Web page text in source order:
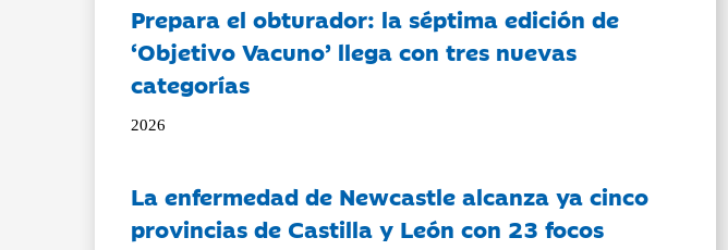
Prepara el obturador: la séptima edición de
‘Objetivo Vacuno’ llega con tres nuevas
categorías
2026
La enfermedad de Newcastle alcanza ya cinco
provincias de Castilla y León con 23 focos